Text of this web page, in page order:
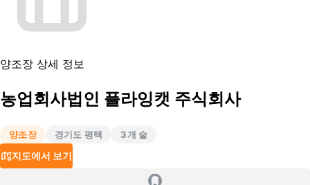
양조장 상세 정보
농업회사법인 플라잉캣 주식회사
양조장 경기도 평택 3개 술
지도에서 보기